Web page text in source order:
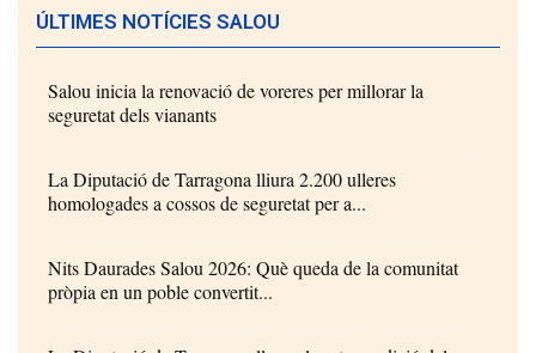
ÚLTIMES NOTÍCIES SALOU
Salou inicia la renovació de voreres per millorar la
seguretat dels vianants
La Diputació de Tarragona lliura 2.200 ulleres
homologades a cossos de seguretat per a...
Nits Daurades Salou 2026: Què queda de la comunitat
pròpia en un poble convertit...